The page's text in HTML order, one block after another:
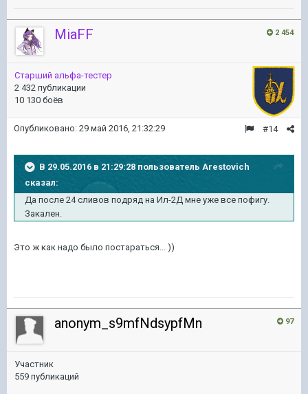
2 454
MiaFF
Старший альфа-тестер
2 432 публикации
10 130 боёв
#14
Опубликовано: 29 май 2016, 21:32:29
В 29.05.2016 в 21:29:28 пользователь Arestovich
сказал:
Да после 24 сливов подряд на Ил-2Д мне уже все пофигу.
Закален.
Это ж как надо было постараться... ))
97
anonym_s9mfNdsypfMn
Участник
559 публикаций